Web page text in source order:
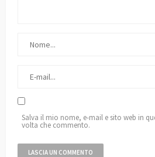
Salva il mio nome, e-mail e sito web in
volta che commento.